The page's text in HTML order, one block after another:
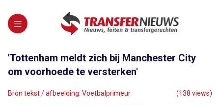
'Tottenham meldt zich bij Manchester City
om voorhoede te versterken'
Bron tekst / afbeelding: Voetbalprimeur (138 views)